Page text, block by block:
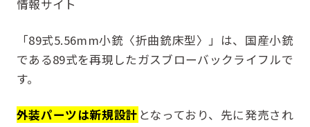
情報サイト
「89式5.56mm小銃〈折曲銃床型〉」は、国産小銃
である89式を再現したガスブローバックライフルで
す。
外装パーツは新規設計 となっており、先に発売され